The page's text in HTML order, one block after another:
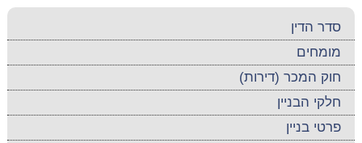
סדר הדין
מומחים
חוק המכר (דירות)
חלקי הבניין
פרטי בניין